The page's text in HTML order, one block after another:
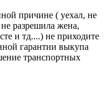
причине ( уехал, не
не разрешила жена,
и тд....) не приходите
гарантии выкупа
транспортных